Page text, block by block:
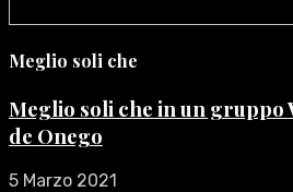
Meglio soli che
Meglio soli che in un gruppo
de Onego
5 Marzo 2021